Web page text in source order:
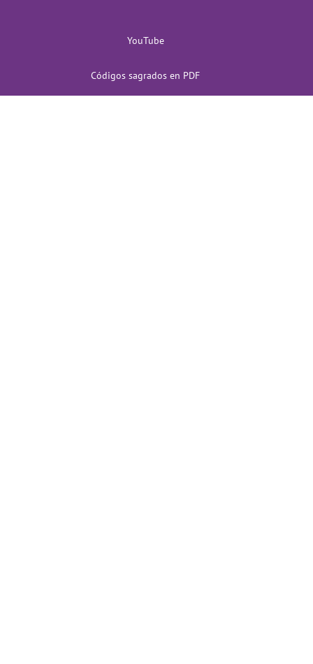
YouTube
Códigos sagrados en PDF